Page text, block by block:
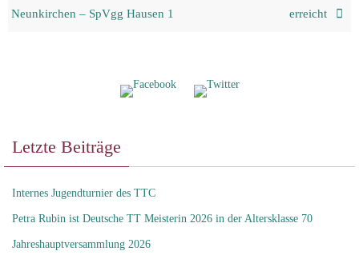
Neunkirchen – SpVgg Hausen 1
erreicht
Letzte Beiträge
Internes Jugendturnier des TTC
Petra Rubin ist Deutsche TT Meisterin 2026 in der Altersklasse 70
Jahreshauptversammlung 2026